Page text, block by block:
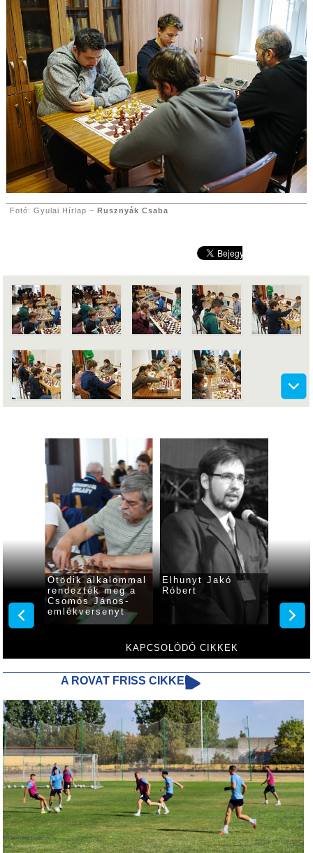
Fotó: Gyulai Hírlap – Rusznyák Csaba
KAPCSOLÓDÓ CIKKEK
és
az
Ötödik alkalommal
rendezték meg a
Csomós János-
emlékversenyt
Elhunyt Jakó
Róbert
a
A ROVAT FRISS CIKKEI